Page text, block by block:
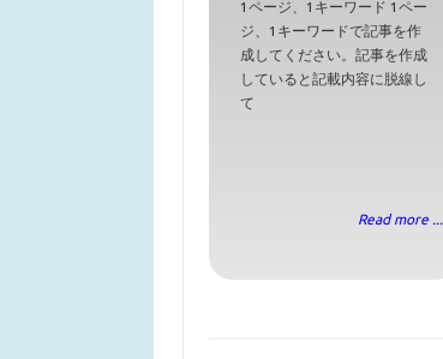
1ページ、1キーワード 1ペー
ジ、1キーワードで記事を作
成してください。記事を作成
していると記載内容に脱線し
て
Read more ...